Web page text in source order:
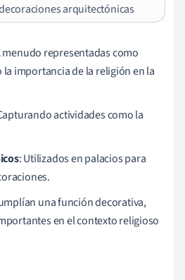
arquitectónicas
menudo representadas como
importancia de la religión en la
actividades como la
: Utilizados en palacios para
una función decorativa,
en el contexto religioso